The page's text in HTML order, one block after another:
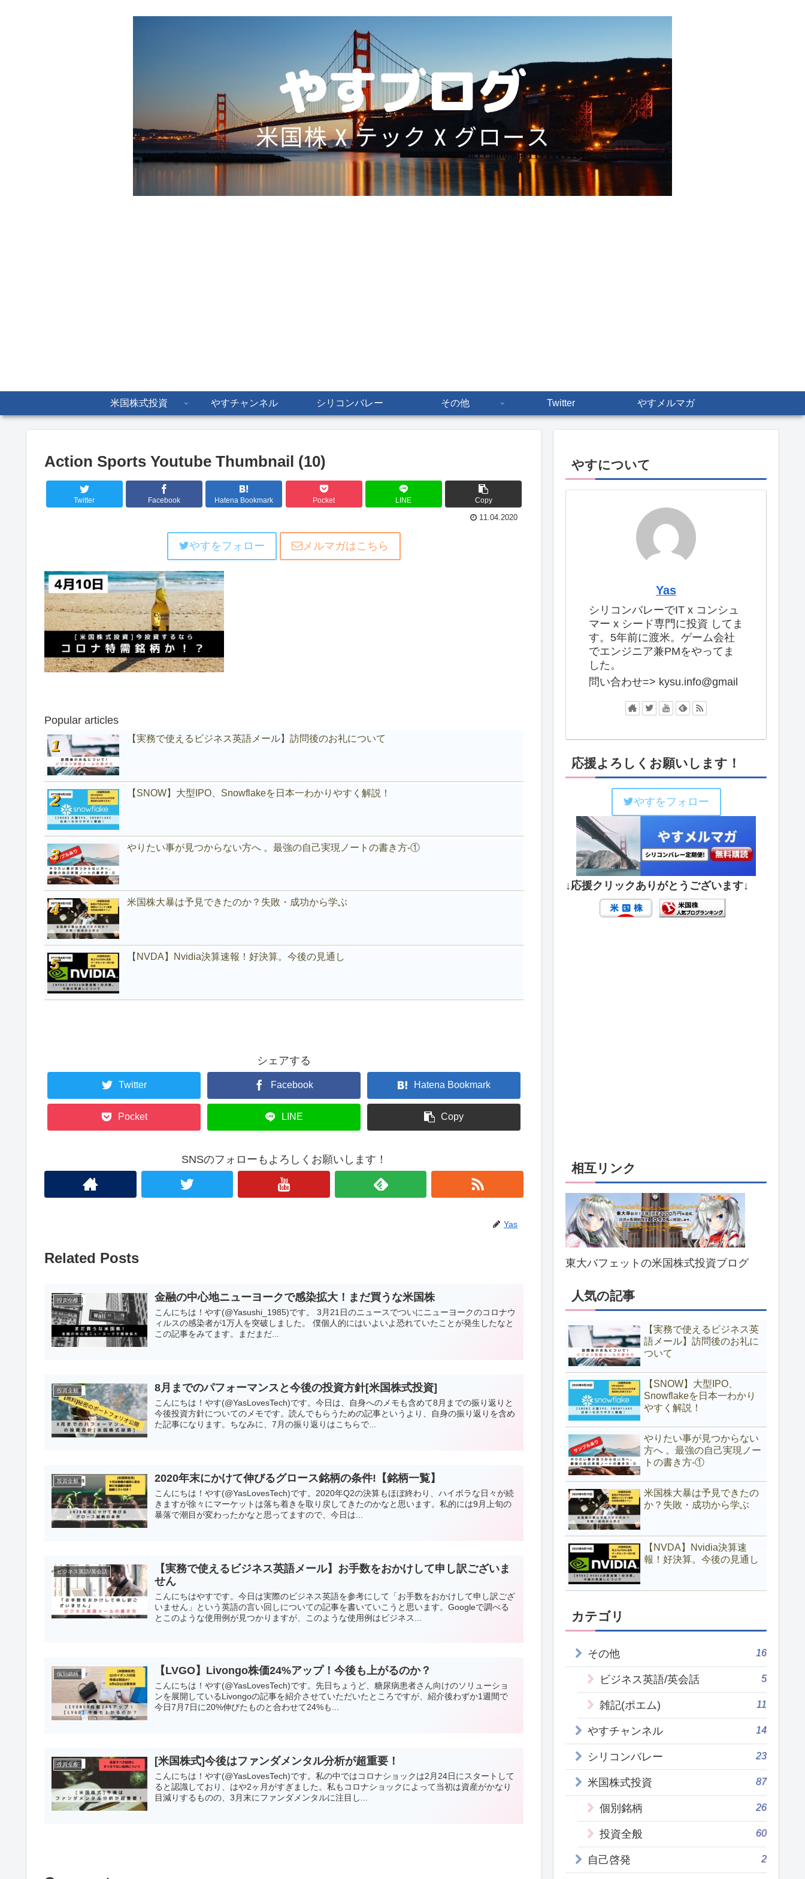
米国株式投資 やすチャンネル シリコンバレー その他 Twitter やすメルマガ
Action Sports Youtube Thumbnail (10)
Twitter Facebook Hatena Bookmark Pocket LINE Copy
11.04.2020
やすをフォロー メルマガはこちら
Popular articles
【実務で使えるビジネス英語メール】訪問後のお礼について
【SNOW】大型IPO、Snowflakeを日本一わかりやすく解説！
やりたい事が見つからない方へ 。最強の自己実現ノートの書き方-①
米国株大暴は予見できたのか？失敗・成功から学ぶ
【NVDA】Nvidia決算速報！好決算。今後の見通し
シェアする
Twitter Facebook Hatena Bookmark
Pocket LINE Copy
SNSのフォローもよろしくお願いします！
Yas
Related Posts
投資全般 金融の中心地ニューヨークで感染拡大！まだ買うな米国株
こんにちは！やす(@Yasushi_1985)です。 3月21日のニュースでついにニューヨークのコロナウ
ィルスの感染者が1万人を突破しました。 僕個人的にはいよいよ恐れていたことが発生したなと
この記事をみてます。まだまだ...
投資全般 8月までのパフォーマンスと今後の投資方針[米国株式投資]
こんにちは！やす(@YasLovesTech)です。今日は、自身へのメモも含めて8月までの振り返りと
今後投資方針についてのメモです。読んでもらうための記事というより、自身の振り返りを含め
た記事になります。ちなみに、7月の振り返りはこちらで...
投資全般 2020年末にかけて伸びるグロース銘柄の条件!【銘柄一覧】
こんにちは！やす(@YasLovesTech)です。2020年Q2の決算もほぼ終わり、ハイボラな日々が続
きますが徐々にマーケットは落ち着きを取り戻してきたのかなと思います。私的には9月上旬の
暴落で潮目が変わったかなと思ってますので、今日は...
ビジネス英語/英会話
【実務で使えるビジネス英語メール】お手数をおかけして申し訳ございま
せん
こんにちはやすです。今日は実際のビジネス英語を参考にして「お手数をおかけして申し訳ござ
いません」という英語の言い回しについての記事を書いていこうと思います。Googleで調べる
とこのような使用例が見つかりますが、このような使用例はビジネス...
個別銘柄 【LVGO】Livongo株価24%アップ！今後も上がるのか？
こんにちは！やす(@YasLovesTech)です。先日ちょうど、糖尿病患者さん向けのソリューショ
ンを展開しているLivongoの記事を紹介させていただいたところですが、紹介後わずか1週間で
今日7月7日に20%伸びたものと合わせて24%も...
投資全般 [米国株式]今後はファンダメンタル分析が超重要！
こんにちは！やす(@YasLovesTech)です。私の中ではコロナショックは2月24日にスタートして
ると認識しており、はや2ヶ月がすぎました。私もコロナショックによって当初は資産がかなり
目減りするものの、3月末にファンダメンタルに注目し...
やすについて
Yas
シリコンバレーでIT x コンシュ
マー x シード専門に投資 してま
す。5年前に渡米。ゲーム会社
でエンジニア兼PMをやってま
した。
問い合わせ=> kysu.info@gmail
応援よろしくお願いします！
やすをフォロー
↓応援クリックありがとうございます↓
相互リンク
東大バフェットの米国株式投資ブログ
人気の記事
【実務で使えるビジネス英
語メール】訪問後のお礼に
ついて
【SNOW】大型IPO、
Snowflakeを日本一わかり
やすく解説！
やりたい事が見つからない
方へ 。最強の自己実現ノー
トの書き方-①
米国株大暴は予見できたの
か？失敗・成功から学ぶ
【NVDA】Nvidia決算速
報！好決算。今後の見通し
カテゴリ
その他 16
ビジネス英語/英会話 5
雑記(ポエム) 11
やすチャンネル 14
シリコンバレー 23
米国株式投資 87
個別銘柄 26
投資全般 60
自己啓発 2